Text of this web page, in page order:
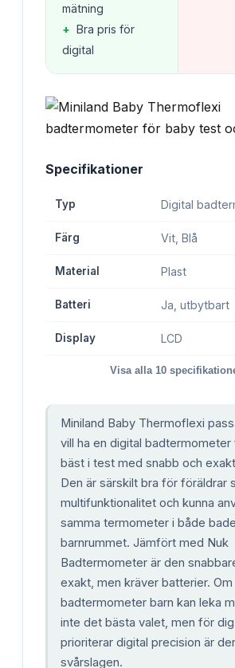
mätning
+ Bra pris för
digital
Specifikationer
Typ Digital
Färg Vit, Blå
Material Plast
Batteri Ja, utbytbart
Display LCD
Visa alla 10
Miniland Baby Thermoflexi
vill ha en digital
bäst i test med snabb och
Den är särskilt bra för föräldrar
multifunktionalitet och kunna
samma termometer i både
barnrummet. Jämfört med Nuk
Badtermometer är den
exakt, men kräver batterier. Om
badtermometer barn kan leka
inte det bästa valet, men för
prioriterar digital precision är
svårslagen.